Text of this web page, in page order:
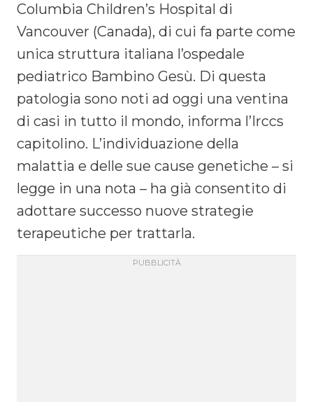
Columbia Children’s Hospital di
Vancouver (Canada), di cui fa parte come
unica struttura italiana l’ospedale
pediatrico Bambino Gesù. Di questa
patologia sono noti ad oggi una ventina
di casi in tutto il mondo, informa l’Irccs
capitolino. L’individuazione della
malattia e delle sue cause genetiche – si
legge in una nota – ha già consentito di
adottare successo nuove strategie
terapeutiche per trattarla.